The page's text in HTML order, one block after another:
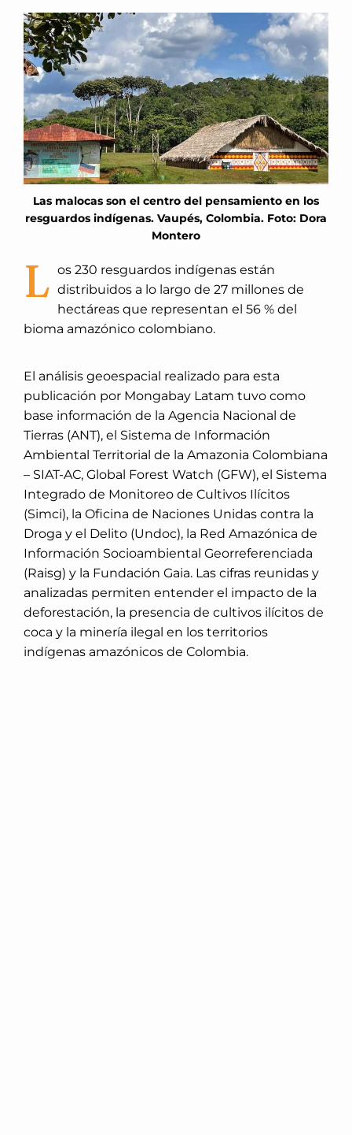
Las malocas son el centro del pensamiento en los
resguardos indígenas. Vaupés, Colombia. Foto: Dora
Montero
L os 230 resguardos indígenas están
distribuidos a lo largo de 27 millones de
hectáreas que representan el 56 % del
bioma amazónico colombiano.
El análisis geoespacial realizado para esta
publicación por Mongabay Latam tuvo como
base información de la Agencia Nacional de
Tierras (ANT), el Sistema de Información
Ambiental Territorial de la Amazonia Colombiana
– SIAT-AC, Global Forest Watch (GFW), el Sistema
Integrado de Monitoreo de Cultivos Ilícitos
(Simci), la Oficina de Naciones Unidas contra la
Droga y el Delito (Undoc), la Red Amazónica de
Información Socioambiental Georreferenciada
(Raisg) y la Fundación Gaia. Las cifras reunidas y
analizadas permiten entender el impacto de la
deforestación, la presencia de cultivos ilícitos de
coca y la minería ilegal en los territorios
indígenas amazónicos de Colombia.